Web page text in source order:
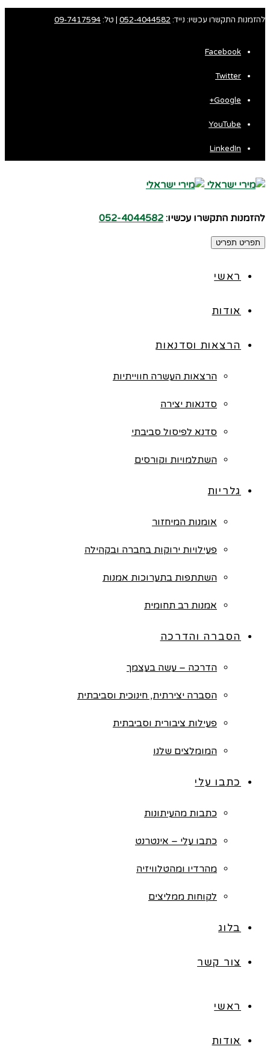
להזמנות התקשרו עכשיו: נייד: 052-4044582 | טל:09-7417594
Facebook
Twitter
Google+
YouTube
LinkedIn
להזמנות התקשרו עכשיו: 052-4044582
תפריט תפריט
ראשי
אודות
הרצאות וסדנאות
הרצאות העשרה חווייתיות
סדנאות יצירה
סדנא לפיסול סביבתי
השתלמויות וקורסים
גלריות
אומנות המיחזור
פעילויות ירוקות בחברה ובקהילה
השתתפות בתערוכות אמנות
אמנות רב תחומית
הסברה והדרכה
הדרכה – עשה בעצמך
הסברה יצירתית, חינוכית וסביבתית
פעילות ציבורית וסביבתית
המומלצים שלנו
כתבו עלי
כתבות מהעיתונות
כתבו עלי – אינטרנט
מהרדיו ומהטלוויזיה
לקוחות ממליצים
בלוג
צור קשר
ראשי
אודות